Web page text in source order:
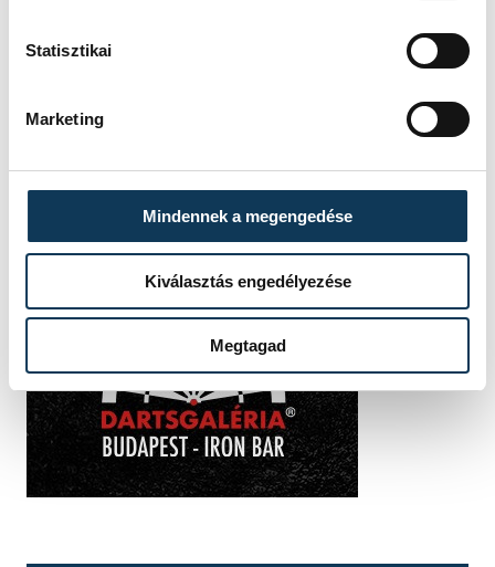
Statisztikai
Marketing
Mindennek a megengedése
Kiválasztás engedélyezése
Megtagad